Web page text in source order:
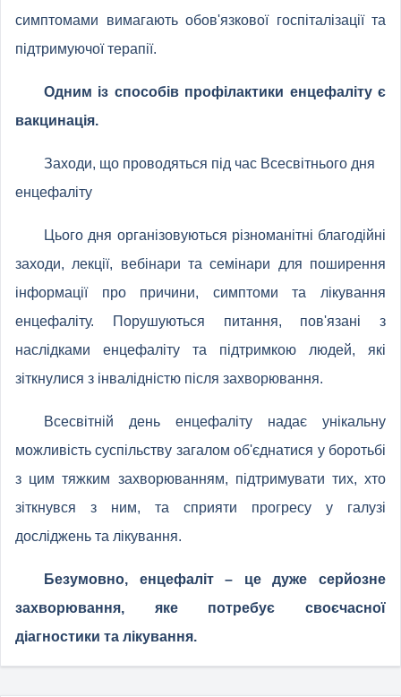
симптомами вимагають обов'язкової госпіталізації та
підтримуючої терапії.
Одним із способів профілактики енцефаліту є
вакцинація.
Заходи, що проводяться під час Всесвітнього дня
енцефаліту
Цього дня організовуються різноманітні благодійні
заходи, лекції, вебінари та семінари для поширення
інформації про причини, симптоми та лікування
енцефаліту. Порушуються питання, пов'язані з
наслідками енцефаліту та підтримкою людей, які
зіткнулися з інвалідністю після захворювання.
Всесвітній день енцефаліту надає унікальну
можливість суспільству загалом об'єднатися у боротьбі
з цим тяжким захворюванням, підтримувати тих, хто
зіткнувся з ним, та сприяти прогресу у галузі
досліджень та лікування.
Безумовно, енцефаліт – це дуже серйозне
захворювання, яке потребує своєчасної
діагностики та лікування.